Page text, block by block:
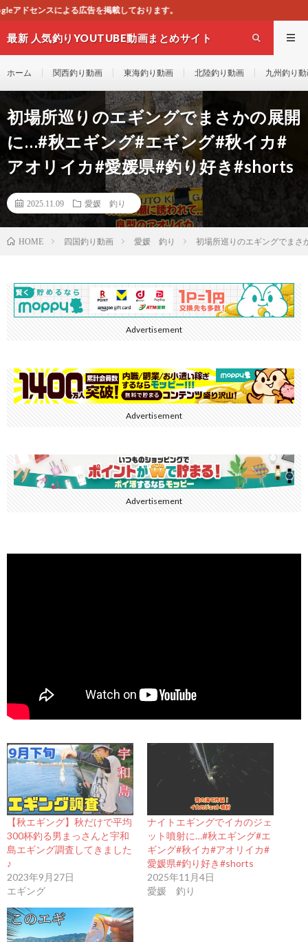
ております。
最新 人気釣りYOUTUBE動画まとめサイト
ホーム 関西釣り動画 東海釣り動画 北陸釣り動画 九州釣り
初場所巡りのエギングでまさかの展開
に…#秋エギング#エギング#秋イカ#
アオリイカ#愛媛県#釣り好き#shorts
2025.11.09 愛媛 釣り
HOME 四国釣り動画 愛媛 釣り 初場所巡りのエギングでまさ
Advertisement
Advertisement
Advertisement
【秋エギング】秋だけで平均
300杯釣る男まっさんと宇和
島エギング調査してきました
♪
2023年9月27日
エギング
ナイトエギングでイカのジェ
ット噴射に…#秋エギング#エ
ギング#秋イカ#アオリイカ#
愛媛県#釣り好き#shorts
2025年11月4日
愛媛 釣り